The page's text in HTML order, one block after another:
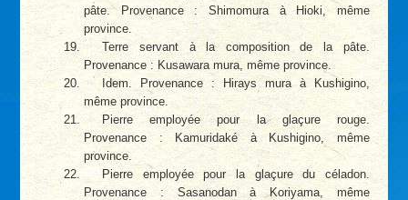
pâte. Provenance : Shimomura à Hioki, même
province.
Terre servant à la composition de la pâte.
Provenance : Kusawara mura, même province.
Idem. Provenance : Hirays mura à Kushigino,
même province.
Pierre employée pour la glaçure rouge.
Provenance : Kamuridaké à Kushigino, même
province.
Pierre employée pour la glaçure du céladon.
Provenance : Sasanodan à Koriyama, même